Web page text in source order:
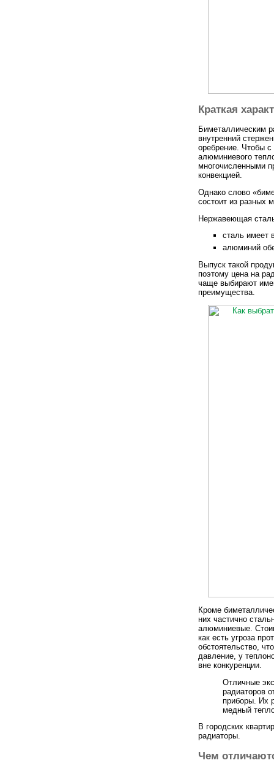
Краткая
Биметаллическим
внутренний
оребрение. Чтобы
алюминиевого
многочисленными
конвекцией.
Однако слово
состоит из разных
Нержавеющая
сталь имеет
алюминий
Выпуск такой
поэтому цена на
чаще выбирают
преимущества.
Кроме
них частично
алюминиевые.
как есть угроза
обстоятельство,
давление, у
вне конкуренции.
Отличные
радиаторов
приборы. Их
медный
В городских
радиаторы.
Чем